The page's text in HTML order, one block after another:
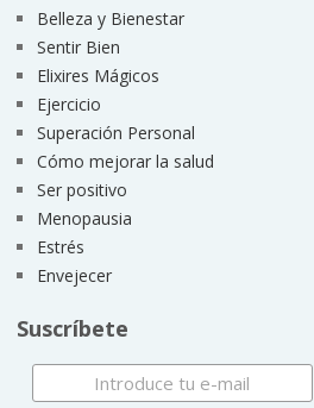
Belleza y Bienestar
Sentir Bien
Elixires Mágicos
Ejercicio
Superación Personal
Cómo mejorar la salud
Ser positivo
Menopausia
Estrés
Envejecer
Suscríbete